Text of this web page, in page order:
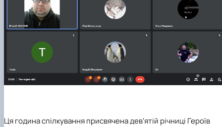
Ця година спілкування присвячена дев'ятій річниці Героїв